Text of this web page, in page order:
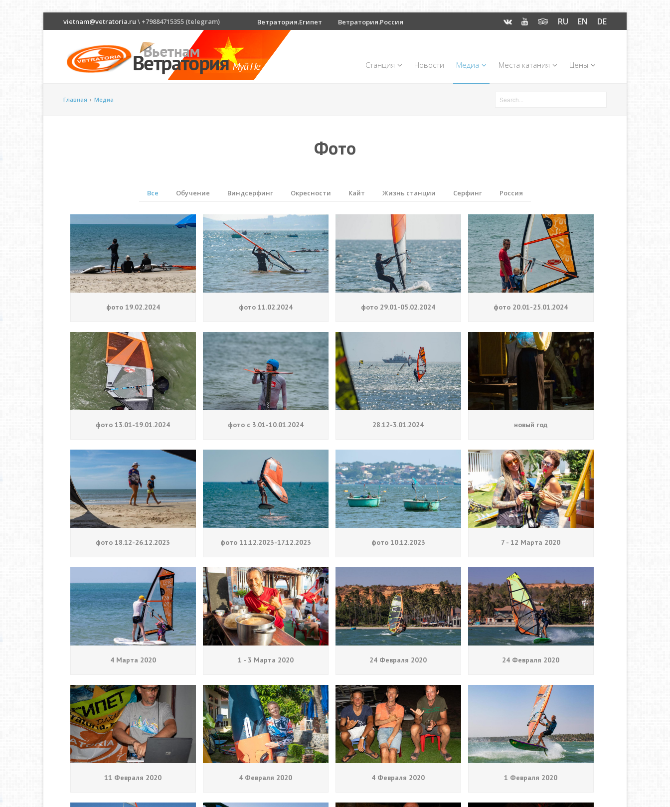
vietnam@vetratoria.ru \ +79884715355 (telegram) Ветратория.Египет Ветратория.Россия RU EN DE
Станция Новости Медиа Места катания Цены
Главная › Медиа
Фото
Все Обучение Виндсерфинг Окресности Кайт Жизнь станции Серфинг Россия
фото 19.02.2024 фото 11.02.2024 фото 29.01-05.02.2024 фото 20.01-25.01.2024
фото 13.01-19.01.2024 фото с 3.01-10.01.2024 28.12-3.01.2024 новый год
фото 18.12-26.12.2023 фото 11.12.2023-17.12.2023 фото 10.12.2023 7 - 12 Марта 2020
4 Марта 2020 1 - 3 Марта 2020 24 Февраля 2020 24 Февраля 2020
11 Февраля 2020 4 Февраля 2020 4 Февраля 2020 1 Февраля 2020